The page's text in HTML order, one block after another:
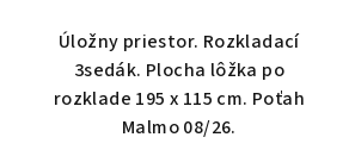
Úložny priestor. Rozkladací
3sedák. Plocha lôžka po
rozklade 195 x 115 cm. Poťah
Malmo 08/26.